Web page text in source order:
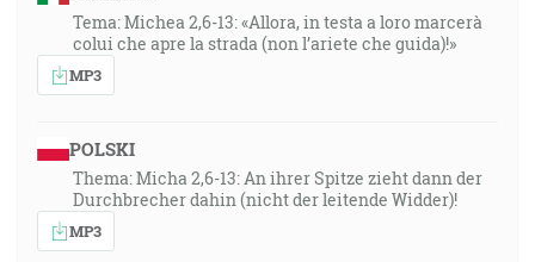
Tema: Michea 2,6-13: «Allora, in testa a loro marcerà
colui che apre la strada (non l’ariete che guida)!»
MP3
POLSKI
Thema: Micha 2,6-13: An ihrer Spitze zieht dann der
Durchbrecher dahin (nicht der leitende Widder)!
MP3